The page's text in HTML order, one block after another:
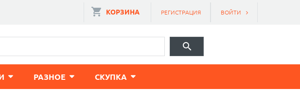
ВОЙТИ
РЕГИСТРАЦИЯ
КОРЗИНА
РАЗНОЕ CКУПКА